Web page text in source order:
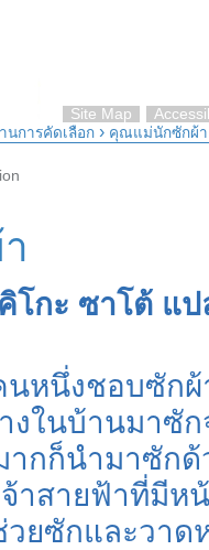
Site Map
นการคัดเลือก › คุณแม่นักซักผ้า
โกะ ซาโต้ แ
หนึ่งชอบซักผ้
งในบ้านมาซั
กก็นำมาซักด้
จ้าสายฟ้าที่มี
ยซักและวาด